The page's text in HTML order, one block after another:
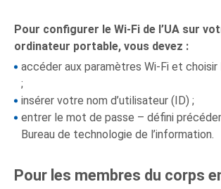
Pour configurer le Wi-Fi de l’UA sur
ordinateur portable, vous devez :
accéder aux paramètres Wi-Fi et choisir
;
insérer votre nom d’utilisateur (ID) ;
entrer le mot de passe – défini
Bureau de technologie de l’information.
Pour les membres du corps